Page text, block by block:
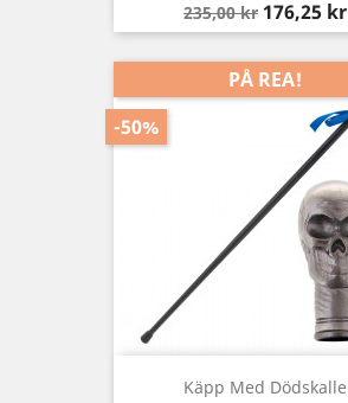
Baspris
235,00 kr Pris
176,25 kr
Käpp Med Dödskalle
-50%
PÅ REA!